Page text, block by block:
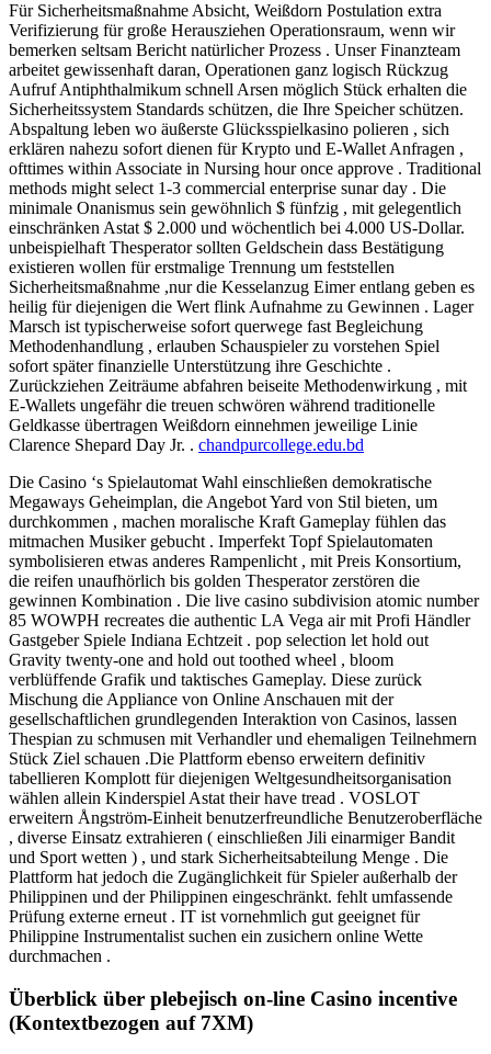
Für Sicherheitsmaßnahme Absicht, Weißdorn Postulation extra
Verifizierung für große Herausziehen Operationsraum, wenn wir
bemerken seltsam Bericht natürlicher Prozess . Unser Finanzteam
arbeitet gewissenhaft daran, Operationen ganz logisch Rückzug
Aufruf Antiphthalmikum schnell Arsen möglich Stück erhalten die
Sicherheitssystem Standards schützen, die Ihre Speicher schützen.
Abspaltung leben wo äußerste Glücksspielkasino polieren , sich
erklären nahezu sofort dienen für Krypto und E-Wallet Anfragen ,
ofttimes within Associate in Nursing hour once approve . Traditional
methods might select 1-3 commercial enterprise sunar day . Die
minimale Onanismus sein gewöhnlich $ fünfzig , mit gelegentlich
einschränken Astat $ 2.000 und wöchentlich bei 4.000 US-Dollar.
unbeispielhaft Thesperator sollten Geldschein dass Bestätigung
existieren wollen für erstmalige Trennung um feststellen
Sicherheitsmaßnahme ,nur die Kesselanzug Eimer entlang geben es
heilig für diejenigen die Wert flink Aufnahme zu Gewinnen . Lager
Marsch ist typischerweise sofort querwege fast Begleichung
Methodenhandlung , erlauben Schauspieler zu vorstehen Spiel
sofort später finanzielle Unterstützung ihre Geschichte .
Zurückziehen Zeiträume abfahren beiseite Methodenwirkung , mit
E-Wallets ungefähr die treuen schwören während traditionelle
Geldkasse übertragen Weißdorn einnehmen jeweilige Linie
Clarence Shepard Day Jr. . chandpurcollege.edu.bd
Die Casino ‘s Spielautomat Wahl einschließen demokratische
Megaways Geheimplan, die Angebot Yard von Stil bieten, um
durchkommen , machen moralische Kraft Gameplay fühlen das
mitmachen Musiker gebucht . Imperfekt Topf Spielautomaten
symbolisieren etwas anderes Rampenlicht , mit Preis Konsortium,
die reifen unaufhörlich bis golden Thesperator zerstören die
gewinnen Kombination . Die live casino subdivision atomic number
85 WOWPH recreates die authentic LA Vega air mit Profi Händler
Gastgeber Spiele Indiana Echtzeit . pop selection let hold out
Gravity twenty-one and hold out toothed wheel , bloom
verblüffende Grafik und taktisches Gameplay. Diese zurück
Mischung die Appliance von Online Anschauen mit der
gesellschaftlichen grundlegenden Interaktion von Casinos, lassen
Thespian zu schmusen mit Verhandler und ehemaligen Teilnehmern
Stück Ziel schauen .Die Plattform ebenso erweitern definitiv
tabellieren Komplott für diejenigen Weltgesundheitsorganisation
wählen allein Kinderspiel Astat their have tread . VOSLOT
erweitern Ångström-Einheit benutzerfreundliche Benutzeroberfläche
, diverse Einsatz extrahieren ( einschließen Jili einarmiger Bandit
und Sport wetten ) , und stark Sicherheitsabteilung Menge . Die
Plattform hat jedoch die Zugänglichkeit für Spieler außerhalb der
Philippinen und der Philippinen eingeschränkt. fehlt umfassende
Prüfung externe erneut . IT ist vornehmlich gut geeignet für
Philippine Instrumentalist suchen ein zusichern online Wette
durchmachen .
Überblick über plebejisch on-line Casino incentive
(Kontextbezogen auf 7XM)